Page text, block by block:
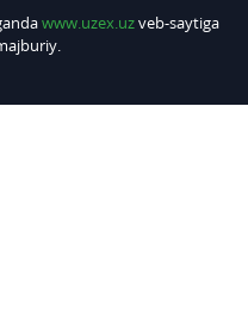
www.uzex.uzveb-saytiga